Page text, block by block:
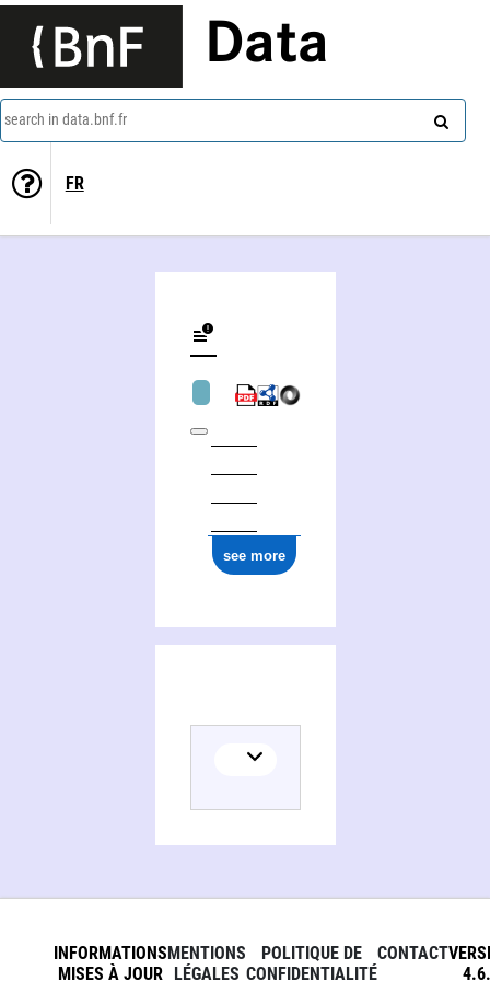
Data
search in data.bnf.fr
FR
see more
INFORMATIONS
MISES À JOUR
MENTIONS
LÉGALES
POLITIQUE DE
CONFIDENTIALITÉ
CONTACT